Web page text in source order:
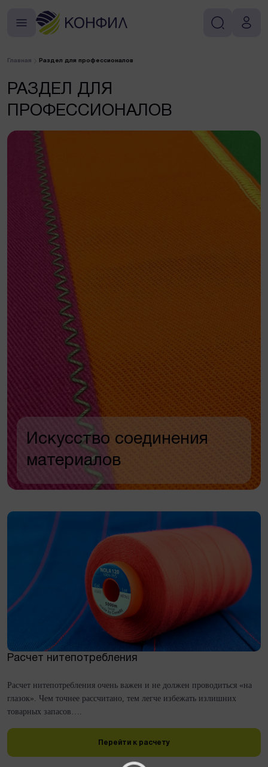
Главная Раздел для профессионалов
РАЗДЕЛ ДЛЯ
ПРОФЕССИОНАЛОВ
Искусство соединения
материалов
Расчет нитепотребления
Расчет нитепотребления очень важен и не должен проводиться «на
глазок». Чем точнее рассчитано, тем легче избежать излишних
товарных запасов….
Перейти к расчету